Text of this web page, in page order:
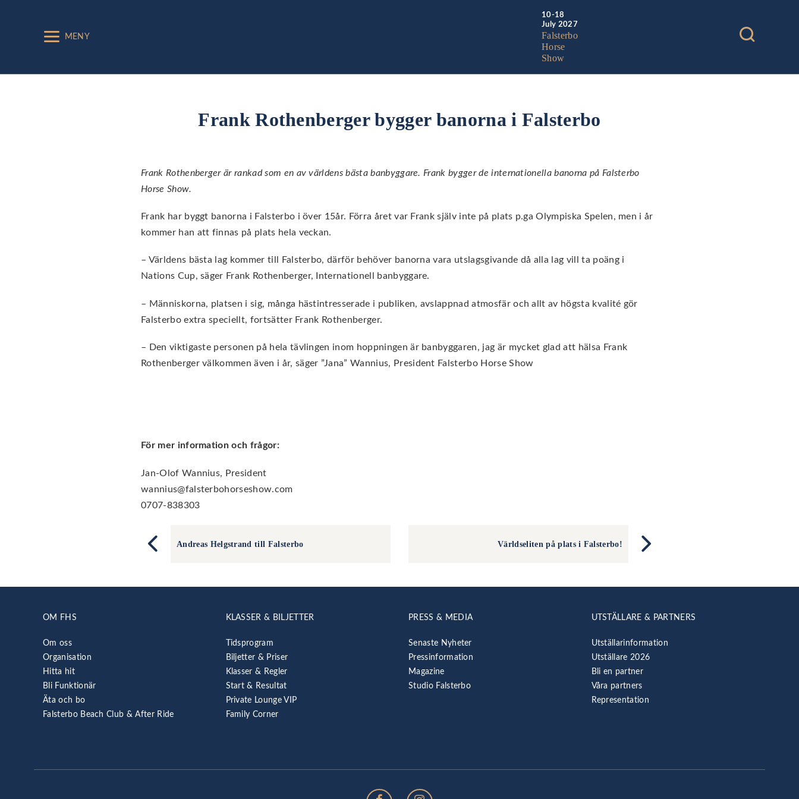
MENY
10-18
July 2027
Falsterbo
Horse
Show
Frank Rothenberger bygger banorna i Falsterbo
Frank Rothenberger är rankad som en av världens bästa banbyggare. Frank bygger de internationella banorna på Falsterbo
Horse Show.
Frank har byggt banorna i Falsterbo i över 15år. Förra året var Frank själv inte på plats p.ga Olympiska Spelen, men i år
kommer han att finnas på plats hela veckan.
– Världens bästa lag kommer till Falsterbo, därför behöver banorna vara utslagsgivande då alla lag vill ta poäng i
Nations Cup, säger Frank Rothenberger, Internationell banbyggare.
– Människorna, platsen i sig, många hästintresserade i publiken, avslappnad atmosfär och allt av högsta kvalité gör
Falsterbo extra speciellt, fortsätter Frank Rothenberger.
– Den viktigaste personen på hela tävlingen inom hoppningen är banbyggaren, jag är mycket glad att hälsa Frank
Rothenberger välkommen även i år, säger ”Jana” Wannius, President Falsterbo Horse Show
För mer information och frågor:
Jan-Olof Wannius, President
wannius@falsterbohorseshow.com
0707-838303
Andreas Helgstrand till Falsterbo Världseliten på plats i Falsterbo!
OM FHS
Om oss
Organisation
Hitta hit
Bli Funktionär
Äta och bo
Falsterbo Beach Club & After Ride
KLASSER & BILJETTER
Tidsprogram
Biljetter & Priser
Klasser & Regler
Start & Resultat
Private Lounge VIP
Family Corner
PRESS & MEDIA
Senaste Nyheter
Pressinformation
Magazine
Studio Falsterbo
UTSTÄLLARE & PARTNERS
Utställarinformation
Utställare 2026
Bli en partner
Våra partners
Representation